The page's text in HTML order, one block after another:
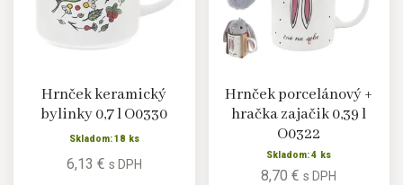
Hrnček keramický
bylinky 0,7 l O0330
Skladom: 18 ks
6,13 € s DPH
Hrnček porcelánový +
hračka zajačik 0,39 l
O0322
Skladom: 4 ks
8,70 €s DPH